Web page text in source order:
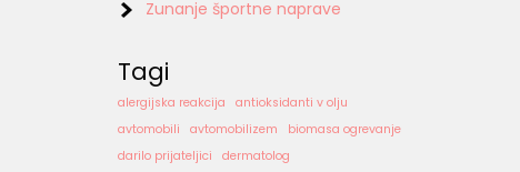
Zunanje športne naprave
Tagi
alergijska reakcija
antioksidanti v olju
avtomobili
avtomobilizem
biomasa ogrevanje
darilo prijateljici
dermatolog